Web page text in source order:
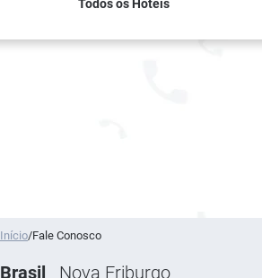
Início/Fale Conosco
Brasil Nova Friburgo